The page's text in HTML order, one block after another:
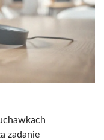
zadanie